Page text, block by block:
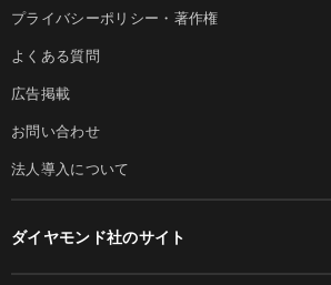
プライバシーポリシー・著作権
よくある質問
広告掲載
お問い合わせ
法人導入について
ダイヤモンド社のサイト